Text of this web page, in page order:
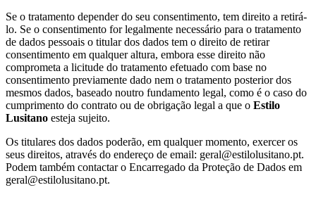
Se o tratamento depender do seu consentimento, tem direito a retirá-
lo. Se o consentimento for legalmente necessário para o tratamento
de dados pessoais o titular dos dados tem o direito de retirar
consentimento em qualquer altura, embora esse direito não
comprometa a licitude do tratamento efetuado com base no
consentimento previamente dado nem o tratamento posterior dos
mesmos dados, baseado noutro fundamento legal, como é o caso do
cumprimento do contrato ou de obrigação legal a que o Estilo
Lusitano esteja sujeito.
Os titulares dos dados poderão, em qualquer momento, exercer os
seus direitos, através do endereço de email: geral@estilolusitano.pt.
Podem também contactar o Encarregado da Proteção de Dados em
geral@estilolusitano.pt.